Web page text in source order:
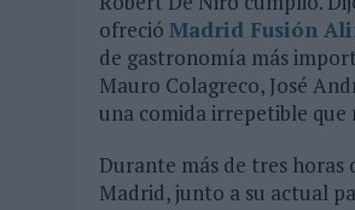
ofreció Madrid Fusión
de gastronomía más
Mauro Colagreco, José
una comida irrepetible que
Durante más de tres
Madrid, junto a su actual